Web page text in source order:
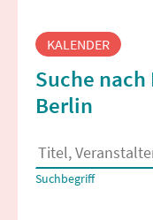
KALENDER
Suche
Berlin
Es erscheinen
Suchbegriff